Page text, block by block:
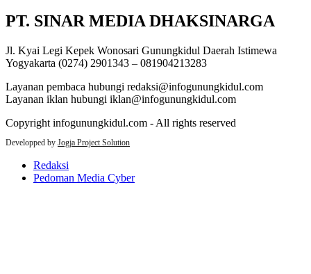
PT. SINAR MEDIA DHAKSINARGA
Jl. Kyai Legi Kepek Wonosari Gunungkidul Daerah Istimewa
Yogyakarta (0274) 2901343 – 081904213283
Layanan pembaca hubungi redaksi@infogunungkidul.com
Layanan iklan hubungi iklan@infogunungkidul.com
Copyright infogunungkidul.com - All rights reserved
Developped by Jogja Project Solution
Redaksi
Pedoman Media Cyber